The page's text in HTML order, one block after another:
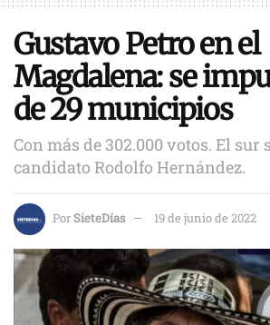
Gustavo Petro en el
Magdalena: se
de 29 municipios
Con más de 302.000 votos. El sur
candidato Rodolfo Hernández.
PorSieteDías 19 de junio de 2022